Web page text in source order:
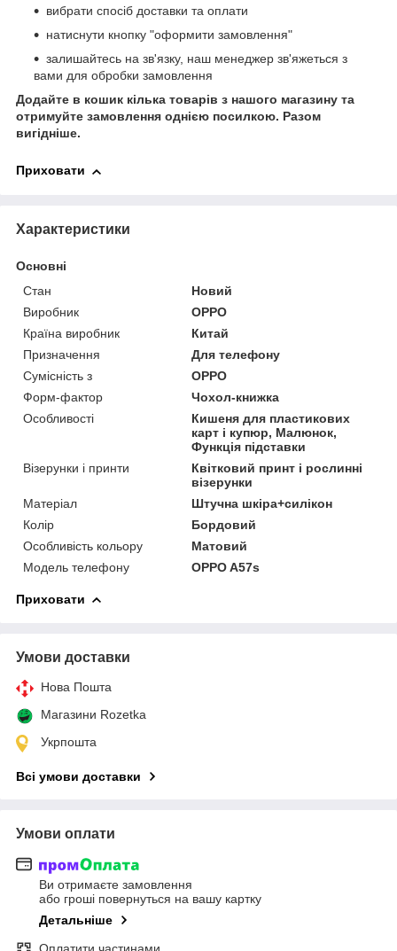
вибрати спосіб доставки та оплати
натиснути кнопку "оформити замовлення"
залишайтесь на зв'язку, наш менеджер зв'яжеться з
вами для обробки замовлення
Додайте в кошик кілька товарів з нашого магазину та
отримуйте замовлення однією посилкою. Разом
вигідніше.
Приховати
Характеристики
Основні
Стан
Новий
Виробник
OPPO
Країна виробник
Китай
Призначення
Для телефону
Сумісність з
OPPO
Форм-фактор
Чохол-книжка
Особливості
Кишеня для пластикових
карт і купюр, Малюнок,
Функція підставки
Візерунки і принти
Квітковий принт і рослинні
візерунки
Матеріал
Штучна шкіра+силікон
Колір
Бордовий
Особливість кольору
Матовий
Модель телефону
OPPO A57s
Приховати
Умови доставки
Нова Пошта
Магазини Rozetka
Укрпошта
Всі умови доставки
Умови оплати
Ви отримаєте замовлення
або гроші повернуться на вашу картку
Детальніше